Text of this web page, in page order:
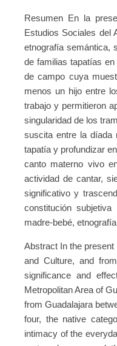
Resumen En la
Estudios Sociales del
etnografía semántica,
de familias tapatías
de campo cuya
menos un hijo entre
trabajo y permitieron
singularidad de los
suscita entre la díada
tapatía y profundizar
canto materno vivo
actividad de cantar,
significativo y
constitución
madre-bebé,
Abstract In the
and Culture, and
significance and
Metropolitan Area of
from Guadalajara
four, the native
intimacy of the